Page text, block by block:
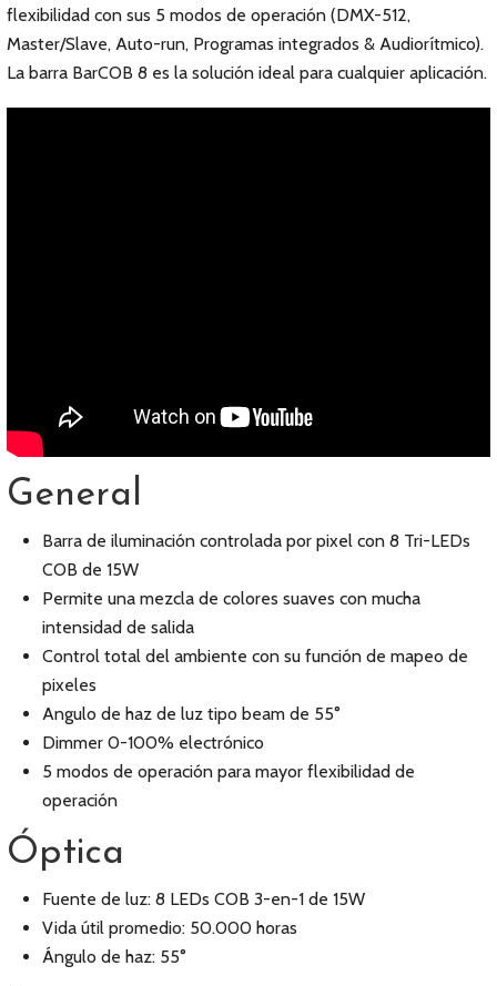
flexibilidad con sus 5 modos de operación (DMX-512,
Master/Slave, Auto-run, Programas integrados & Audiorítmico).
La barra BarCOB 8 es la solución ideal para cualquier aplicación.
General
Barra de iluminación controlada por pixel con 8 Tri-LEDs
COB de 15W
Permite una mezcla de colores suaves con mucha
intensidad de salida
Control total del ambiente con su función de mapeo de
pixeles
Angulo de haz de luz tipo beam de 55°
Dimmer 0-100% electrónico
5 modos de operación para mayor flexibilidad de
operación
Óptica
Fuente de luz: 8 LEDs COB 3-en-1 de 15W
Vida útil promedio: 50.000 horas
Ángulo de haz: 55°